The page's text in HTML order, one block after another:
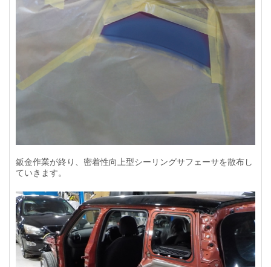
鈑金作業が終り、密着性向上型シーリングサフェーサを散布し
ていきます。